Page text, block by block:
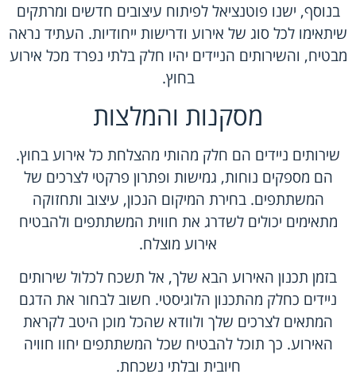
בנוסף, ישנו פוטנציאל לפיתוח עיצובים חדשים ומרתקים
שיתאימו לכל סוג של אירוע ודרישות ייחודיות. העתיד נראה
מבטיח, והשירותים הניידים יהיו חלק בלתי נפרד מכל אירוע
בחוץ.
מסקנות והמלצות
שירותים ניידים הם חלק מהותי מהצלחת כל אירוע בחוץ.
הם מספקים נוחות, גמישות ופתרון פרקטי לצרכים של
המשתתפים. בחירת המיקום הנכון, עיצוב ותחזוקה
מתאימים יכולים לשדרג את חווית המשתתפים ולהבטיח
אירוע מוצלח.
בזמן תכנון האירוע הבא שלך, אל תשכח לכלול שירותים
ניידים כחלק מהתכנון הלוגיסטי. חשוב לבחור את הדגם
המתאים לצרכים שלך ולוודא שהכל מוכן היטב לקראת
האירוע. כך תוכל להבטיח שכל המשתתפים יחוו חוויה
חיובית ובלתי נשכחת.